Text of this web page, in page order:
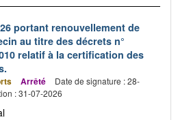
portant renouvellement de
au titre des décrets n°
relatif à la certification des
Arrêté
Date de signature : 28-
: 31-07-2026